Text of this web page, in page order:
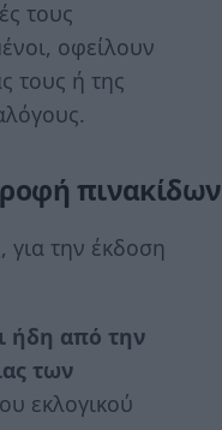
τους
οφείλουν
τους ή της
πινακίδων
για την έκδοση
ήδη από την
των
εκλογικού